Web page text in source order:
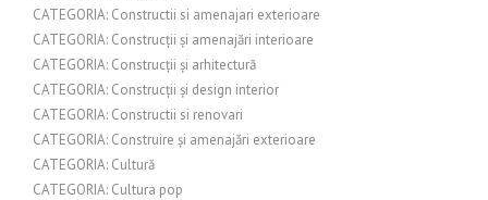
CATEGORIA: Constructii si amenajari exterioare
CATEGORIA: Construcții și amenajări interioare
CATEGORIA: Construcții și arhitectură
CATEGORIA: Construcții și design interior
CATEGORIA: Constructii si renovari
CATEGORIA: Construire și amenajări exterioare
CATEGORIA: Cultură
CATEGORIA: Cultura pop